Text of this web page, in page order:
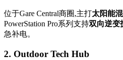
位于Gare Central商圈,主打太阳能
PowerStation Pro系列支持双向逆变
急补电。
2. Outdoor Tech Hub